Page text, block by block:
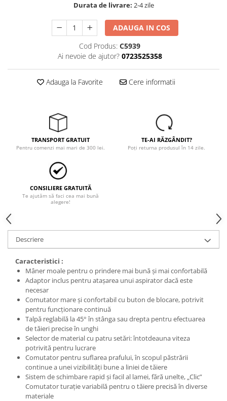
Durata de livrare: 2-4 zile
ADAUGA IN COS
Cod Produs: C5939
Ai nevoie de ajutor? 0723525358
Adauga la Favorite Cere informatii
TRANSPORT GRATUIT
Pentru comenzi mai mari de 300 lei.
TE-AI RĂZGÂNDIT?
Poți returna produsul în 14 zile.
CONSILIERE GRATUITĂ
Te ajutăm să faci cea mai bună
alegere!
Descriere
Caracteristici :
Mâner moale pentru o prindere mai bună şi mai confortabilă
Adaptor inclus pentru ataşarea unui aspirator dacă este
necesar
Comutator mare şi confortabil cu buton de blocare, potrivit
pentru funcţionare continuă
Talpă reglabilă la 45° în stânga sau drepta pentru efectuarea
de tăieri precise în unghi
Selector de material cu patru setări: întotdeauna viteza
potrivită pentru lucrare
Comutator pentru suflarea prafului, în scopul păstrării
continue a unei vizibilităţi bune a liniei de tăiere
Sistem de schimbare rapid şi facil al lamei, fără unelte, „Clic”
Comutator turaţie variabilă pentru o tăiere precisă în diverse
materiale